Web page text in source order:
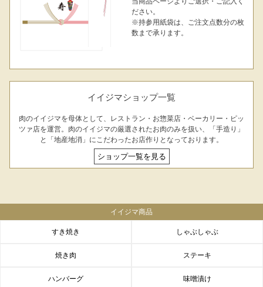
ださい。
※持参用紙袋は、ご注文点数分の枚
数まで承ります。
イイジマショップ一覧
肉のイイジマを母体として、レストラン・お惣菜店・ベーカリー・ピッ
ツァ店を運営。肉のイイジマの厳選されたお肉のみを扱い、「手造り」
と「地産地消」にこだわったお店作りとなっております。
ショップ一覧を見る
イイジマ商品
すき焼き しゃぶしゃぶ
焼き肉 ステーキ
ハンバーグ 味噌漬け